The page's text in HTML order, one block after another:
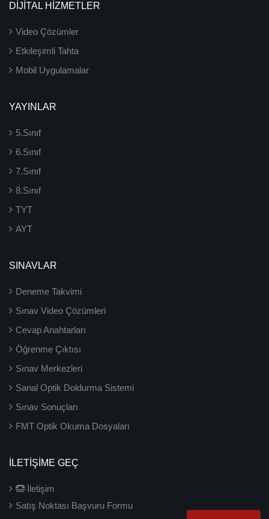
DİJİTAL HİZMETLER
Video Çözümler
Etkileşimli Tahta
Mobil Uygulamalar
YAYINLAR
5.Sınıf
6.Sınıf
7.Sınıf
8.Sınıf
TYT
AYT
SINAVLAR
Deneme Takvimi
Sınav Video Çözümleri
Cevap Anahtarları
Öğrenme Çıktısı
Sınav Merkezleri
Sanal Optik Doldurma Sistemi
Sınav Sonuçları
FMT Optik Okuma Dosyaları
İLETIŞIME GEÇ
İletişim
Satış Noktası Başvuru Formu